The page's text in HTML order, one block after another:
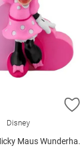
HINZUFÜGEN
Disney
Maus Wunderhaus (Minn